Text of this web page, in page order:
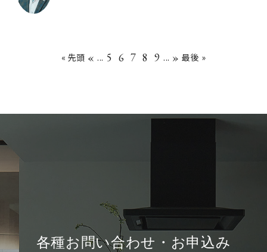
« 先頭 « ... 5 6 7 8 9 ... » 最後 »
各種お問い合わせ・お申込み